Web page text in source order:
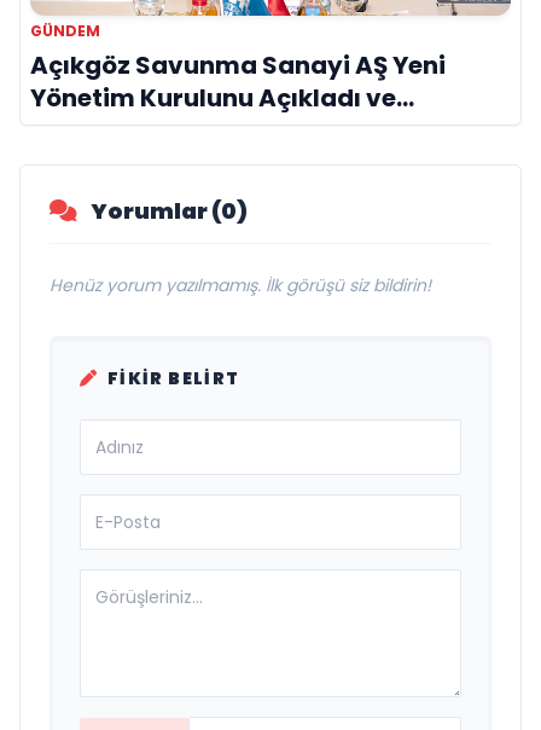
GÜNDEM
Açıkgöz Savunma Sanayi AŞ Yeni
Yönetim Kurulunu Açıkladı ve
Savunma Sanayinde Küresel Vizyon
Vurgusu
Yorumlar (0)
Henüz yorum yazılmamış. İlk görüşü siz bildirin!
FIKIR BELIRT